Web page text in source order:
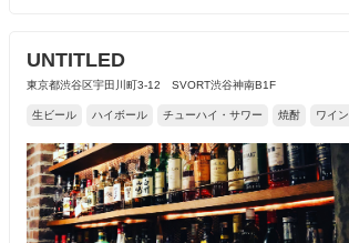
UNTITLED
東京都渋谷区宇田川町3-12 SVORT渋谷神南B1F
生ビール ハイボール チューハイ・サワー 焼酎 ワイン